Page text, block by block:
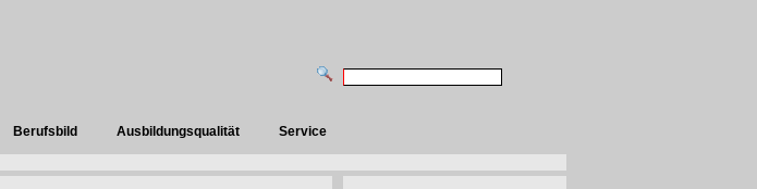
Berufsbild Ausbildungsqualität Service